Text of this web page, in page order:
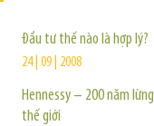
Đầu tư thế nào là hợp lý?
24 | 09 | 2008
Hennessy – 200 năm
thế giới